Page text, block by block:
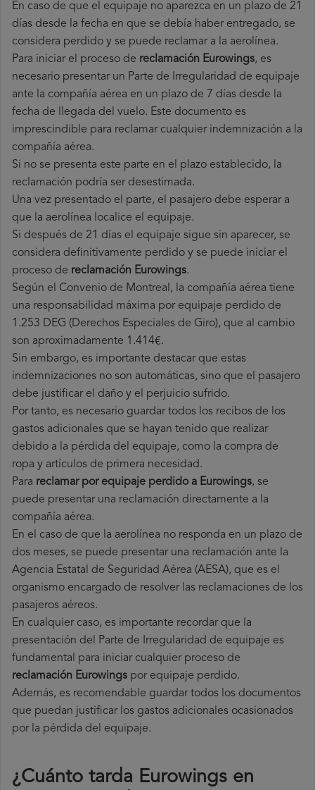
En caso de que el equipaje no aparezca en un plazo de 21
días desde la fecha en que se debía haber entregado, se
considera perdido y se puede reclamar a la aerolínea.
Para iniciar el proceso de reclamación Eurowings, es
necesario presentar un Parte de Irregularidad de equipaje
ante la compañía aérea en un plazo de 7 días desde la
fecha de llegada del vuelo. Este documento es
imprescindible para reclamar cualquier indemnización a la
compañía aérea.
Si no se presenta este parte en el plazo establecido, la
reclamación podría ser desestimada.
Una vez presentado el parte, el pasajero debe esperar a
que la aerolínea localice el equipaje.
Si después de 21 días el equipaje sigue sin aparecer, se
considera definitivamente perdido y se puede iniciar el
proceso de reclamación Eurowings.
Según el Convenio de Montreal, la compañía aérea tiene
una responsabilidad máxima por equipaje perdido de
1.253 DEG (Derechos Especiales de Giro), que al cambio
son aproximadamente 1.414€.
Sin embargo, es importante destacar que estas
indemnizaciones no son automáticas, sino que el pasajero
debe justificar el daño y el perjuicio sufrido.
Por tanto, es necesario guardar todos los recibos de los
gastos adicionales que se hayan tenido que realizar
debido a la pérdida del equipaje, como la compra de
ropa y artículos de primera necesidad.
Para reclamar por equipaje perdido a Eurowings, se
puede presentar una reclamación directamente a la
compañía aérea.
En el caso de que la aerolínea no responda en un plazo de
dos meses, se puede presentar una reclamación ante la
Agencia Estatal de Seguridad Aérea (AESA), que es el
organismo encargado de resolver las reclamaciones de los
pasajeros aéreos.
En cualquier caso, es importante recordar que la
presentación del Parte de Irregularidad de equipaje es
fundamental para iniciar cualquier proceso de
reclamación Eurowings por equipaje perdido.
Además, es recomendable guardar todos los documentos
que puedan justificar los gastos adicionales ocasionados
por la pérdida del equipaje.
¿Cuánto tarda Eurowings en